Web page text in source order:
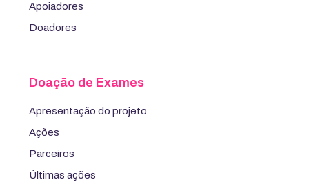
Apoiadores
Doadores
Doação de Exames
Apresentação do projeto
Ações
Parceiros
Últimas ações